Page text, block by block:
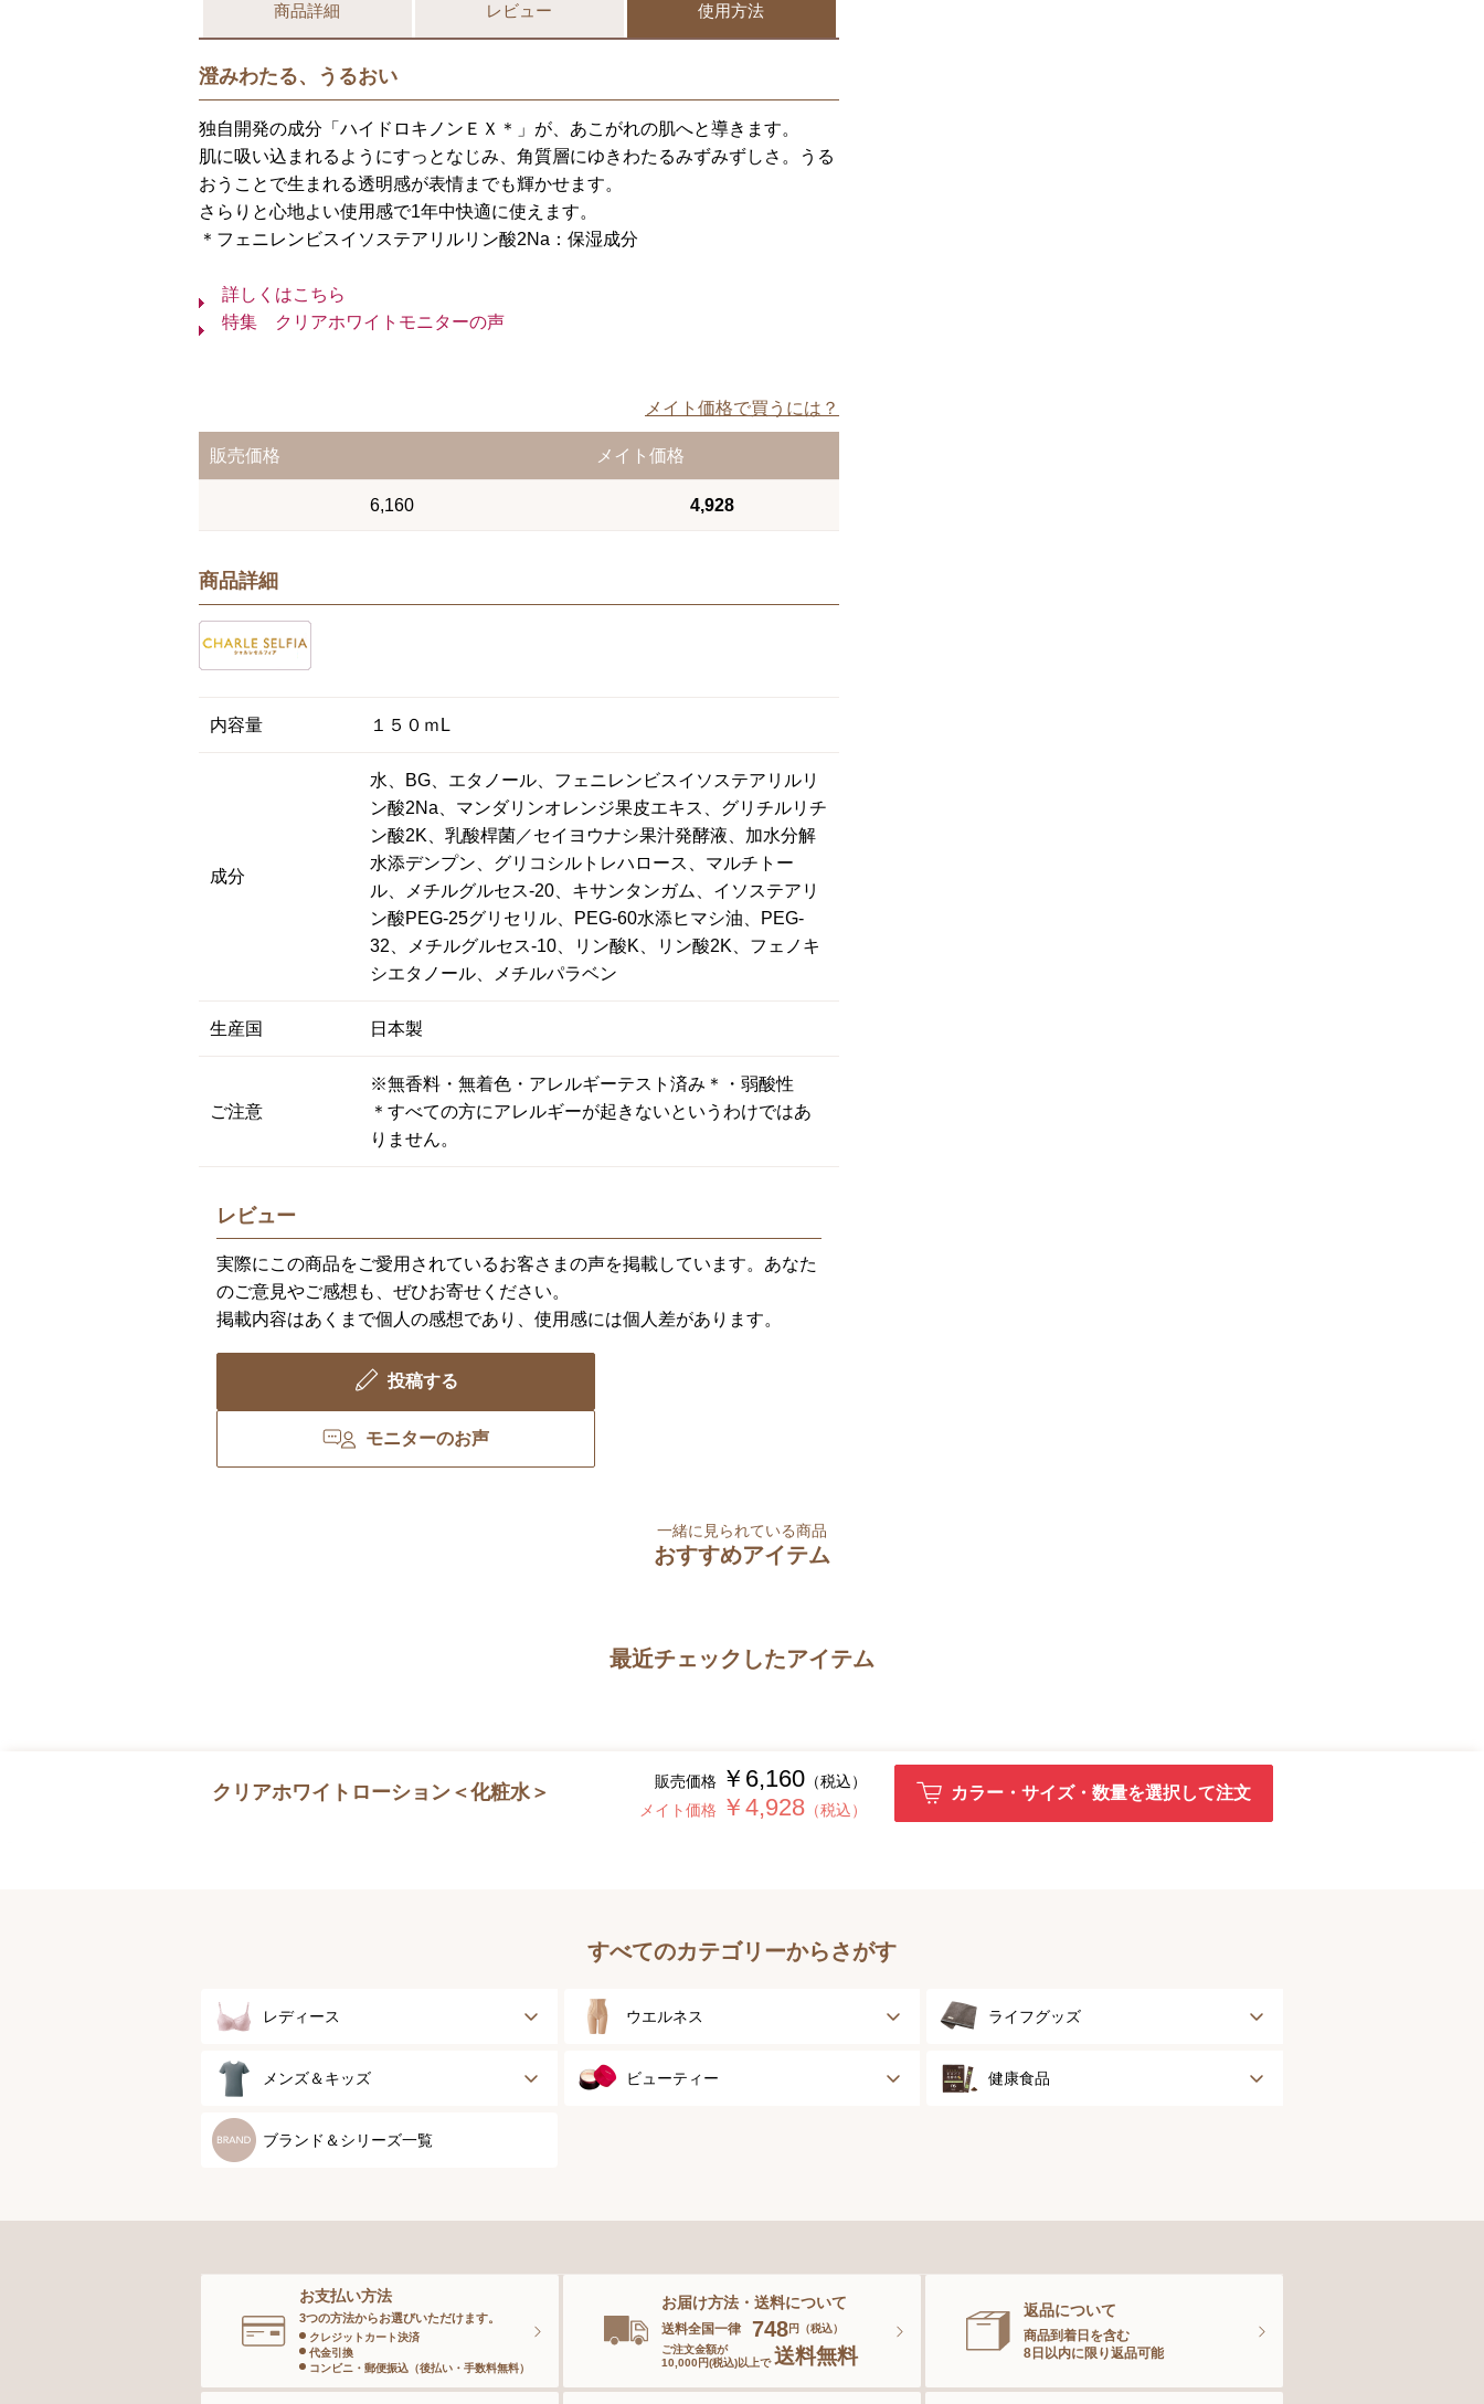
商品詳細 レビュー 使用方法
澄みわたる、うるおい
独自開発の成分「ハイドロキノンＥＸ＊」が、あこがれの肌へと導きます。
肌に吸い込まれるようにすっとなじみ、角質層にゆきわたるみずみずしさ。うる
おうことで生まれる透明感が表情までも輝かせます。
さらりと心地よい使用感で1年中快適に使えます。
＊フェニレンビスイソステアリルリン酸2Na：保湿成分
詳しくはこちら
特集 クリアホワイトモニターの声
メイト価格で買うには？
販売価格 メイト価格
6,160 4,928
商品詳細
内容量 １５０ｍL
成分
水、BG、エタノール、フェニレンビスイソステアリルリ
ン酸2Na、マンダリンオレンジ果皮エキス、グリチルリチ
ン酸2K、乳酸桿菌／セイヨウナシ果汁発酵液、加水分解
水添デンプン、グリコシルトレハロース、マルチトー
ル、メチルグルセス-20、キサンタンガム、イソステアリ
ン酸PEG-25グリセリル、PEG-60水添ヒマシ油、PEG-
32、メチルグルセス-10、リン酸K、リン酸2K、フェノキ
シエタノール、メチルパラベン
生産国 日本製
ご注意
※無香料・無着色・アレルギーテスト済み＊・弱酸性
＊すべての方にアレルギーが起きないというわけではあ
りません。
レビュー
実際にこの商品をご愛用されているお客さまの声を掲載しています。あなた
のご意見やご感想も、ぜひお寄せください。
掲載内容はあくまで個人の感想であり、使用感には個人差があります。
投稿する
モニターのお声
一緒に見られている商品
おすすめアイテム
最近チェックしたアイテム
クリアホワイトローション＜化粧水＞
販売価格 ￥6,160（税込）
メイト価格
￥4,928（税込）
カラー・サイズ・数量を選択して注文
すべてのカテゴリーからさがす
レディース
ブラジャー
ブラジャーパッド
ランジェリー
インナー
ウエルネス
健康サポート
ライフグッズ
アウター
メンズ＆キッズ
メンズトップ
キッズ＆ベビー
ビューティー
ボディーケア
ヘアケア
健康食品
ブランド＆シリーズ一覧
お支払い方法
3つの方法からお選びいただけます。
クレジットカート決済
代金引換
コンビニ・郵便振込（後払い・手数料無料）
お届け方法・送料について
送料全国一律 748円（税込）
ご注文金額が
10,000円(税込)以上で 送料無料
返品について
商品到着日を含む
8日以内に限り返品可能